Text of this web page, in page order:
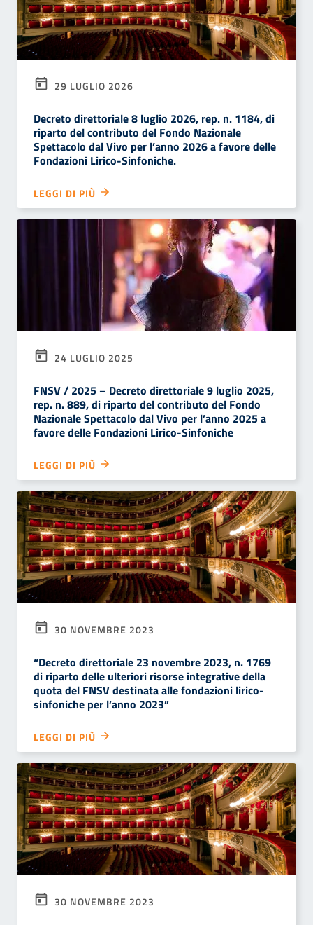
29 LUGLIO 2026
Decreto direttoriale 8 luglio 2026, rep. n. 1184, di
riparto del contributo del Fondo Nazionale
Spettacolo dal Vivo per l’anno 2026 a favore delle
Fondazioni Lirico-Sinfoniche.
LEGGI DI PIÙ
24 LUGLIO 2025
FNSV / 2025 – Decreto direttoriale 9 luglio 2025,
rep. n. 889, di riparto del contributo del Fondo
Nazionale Spettacolo dal Vivo per l’anno 2025 a
favore delle Fondazioni Lirico-Sinfoniche
LEGGI DI PIÙ
30 NOVEMBRE 2023
“Decreto direttoriale 23 novembre 2023, n. 1769
di riparto delle ulteriori risorse integrative della
quota del FNSV destinata alle fondazioni lirico-
sinfoniche per l’anno 2023”
LEGGI DI PIÙ
30 NOVEMBRE 2023